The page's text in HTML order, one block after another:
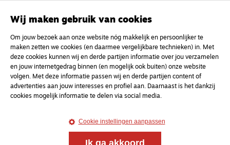
Wij maken gebruik van cookies
Om jouw bezoek aan onze website nóg makkelijk en persoonlijker te
maken zetten we cookies (en daarmee vergelijkbare technieken) in. Met
deze cookies kunnen wij en derde partijen informatie over jou verzamelen
en jouw internetgedrag binnen (en mogelijk ook buiten) onze website
volgen. Met deze informatie passen wij en derde partijen content of
advertenties aan jouw interesses en profiel aan. Daarnaast is het dankzij
cookies mogelijk informatie te delen via social media.
Cookie instellingen aanpassen
Ik ga akkoord